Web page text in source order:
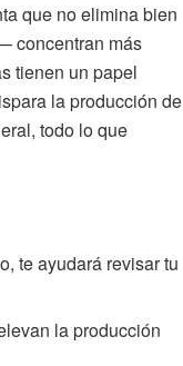
que no elimina bien
concentran más
tienen un papel
la producción de
todo lo que
te ayudará revisar tu
la producción